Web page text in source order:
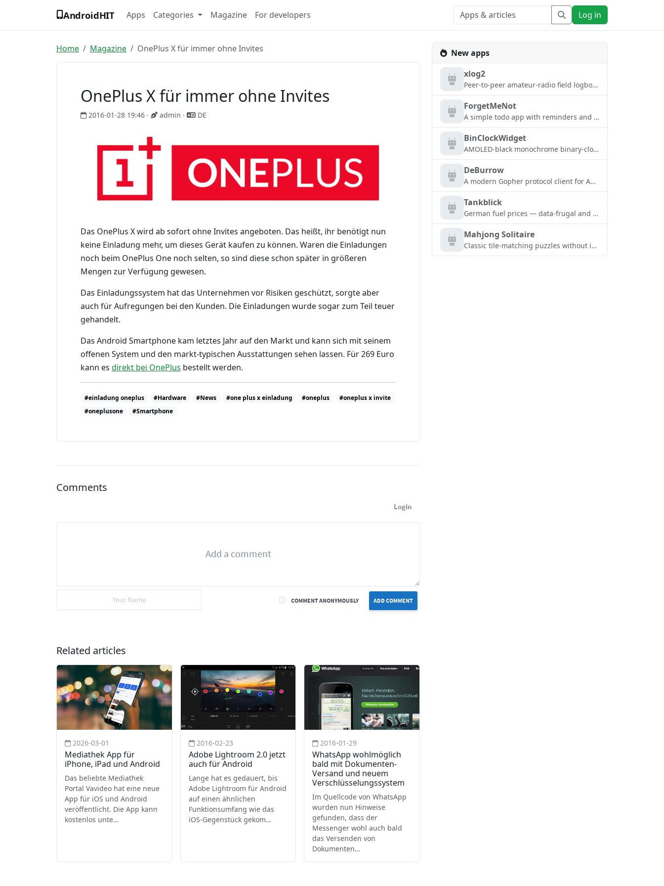
Skip to content AndroidHIT Apps Categories Magazine For developers Log in
Home Magazine OnePlus X für immer ohne Invites
OnePlus X für immer ohne Invites
2016-01-28 19:46 · admin · DE
Das OnePlus X wird ab sofort ohne Invites angeboten. Das heißt, ihr benötigt nun
keine Einladung mehr, um dieses Gerät kaufen zu können. Waren die Einladungen
noch beim OnePlus One noch selten, so sind diese schon später in größeren
Mengen zur Verfügung gewesen.
Das Einladungssystem hat das Unternehmen vor Risiken geschützt, sorgte aber
auch für Aufregungen bei den Kunden. Die Einladungen wurde sogar zum Teil teuer
gehandelt.
Das Android Smartphone kam letztes Jahr auf den Markt und kann sich mit seinem
offenen System und den markt-typischen Ausstattungen sehen lassen. Für 269 Euro
kann es direkt bei OnePlus bestellt werden.
#einladung oneplus #Hardware #News #one plus x einladung #oneplus
#oneplus x invite
#oneplusone
#Smartphone
Comments
Login
ADD COMMENT
COMMENT ANONYMOUSLY
Related articles
2026-03-01
Mediathek App für
iPhone, iPad und Android
Das beliebte Mediathek
Portal Vavideo hat eine neue
App für iOS und Android
veröffentlicht. Die App kann
kostenlos unte…
2016-02-23
Adobe Lightroom 2.0 jetzt
auch für Android
Lange hat es gedauert, bis
Adobe Lightroom für Android
auf einen ähnlichen
Funktionsumfang wie das
iOS-Gegenstück gekom…
2016-01-29
WhatsApp wohlmöglich
bald mit Dokumenten-
Versand und neuem
Verschlüsselungssystem
Im Quellcode von WhatsApp
wurden nun Hinweise
gefunden, dass der
Messenger wohl auch bald
das Versenden von
Dokumenten…
New apps
xlog2
Peer-to-peer amateur-radio field logbook that syncs with the xlog2 desktop
ForgetMeNot
A simple todo app with reminders and obsidian integration
BinClockWidget
AMOLED-black monochrome binary-clock home-screen widget
DeBurrow
A modern Gopher protocol client for Android.
Tankblick
German fuel prices — data-frugal and without tracking
Mahjong Solitaire
Classic tile-matching puzzles without interruptions, tracking, or ads.